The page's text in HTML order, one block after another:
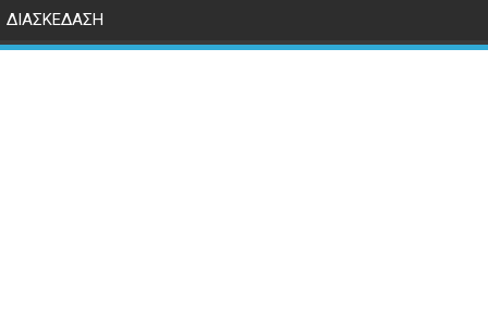
ΔΙΑΣΚΕΔΑΣΗ